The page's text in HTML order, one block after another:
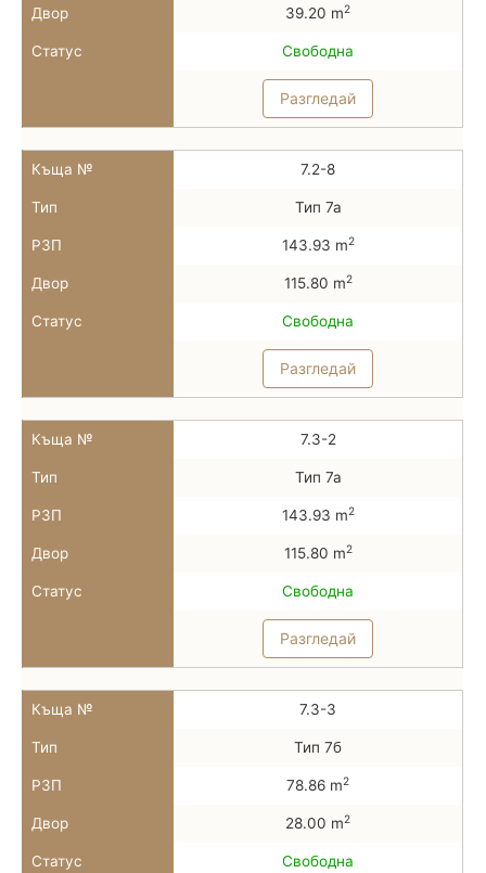
Двор 39.20 m2
Статус Свободна
Разгледай
Къща № 7.2-8
Тип Тип 7а
РЗП 143.93 m2
Двор 115.80 m2
Статус Свободна
Разгледай
Къща № 7.3-2
Тип Тип 7а
РЗП 143.93 m2
Двор 115.80 m2
Статус Свободна
Разгледай
Къща № 7.3-3
Тип Тип 7б
РЗП 78.86 m2
Двор 28.00 m2
Статус Свободна